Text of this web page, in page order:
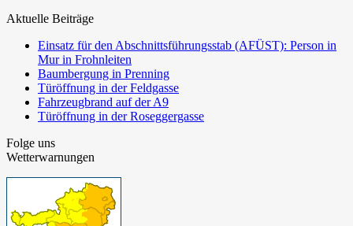
Aktuelle Beiträge
Einsatz für den Abschnittsführungsstab (AFÜST): Person in
Mur in Frohnleiten
Baumbergung in Prenning
Türöffnung in der Feldgasse
Fahrzeugbrand auf der A9
Türöffnung in der Roseggergasse
Folge uns
Wetterwarnungen